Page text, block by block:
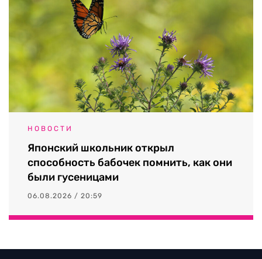
НОВОСТИ
Японский школьник открыл
способность бабочек помнить, как они
были гусеницами
06.08.2026 / 20:59